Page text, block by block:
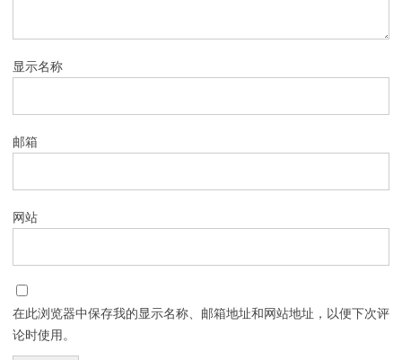
显示名称
邮箱
网站
在此浏览器中保存我的显示名称、邮箱地址和网站地址，以便下次评
论时使用。